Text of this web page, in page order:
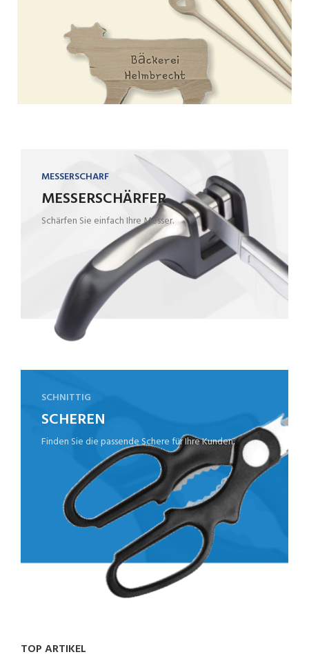
MESSERSCHARF
MESSERSCHÄRFER
Schärfen Sie einfach Ihre Messer.
SCHNITTIG
SCHEREN
Finden Sie die passende Schere für Ihre Kunden.
TOP ARTIKEL